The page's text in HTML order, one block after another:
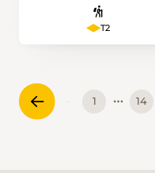
Montagne de
destinés au départ
T2
1 … 14